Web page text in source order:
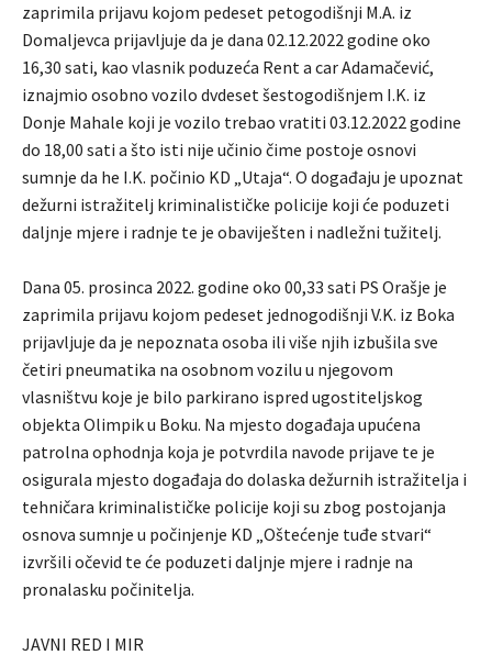
zaprimila prijavu kojom pedeset petogodišnji M.A. iz
Domaljevca prijavljuje da je dana 02.12.2022 godine oko
16,30 sati, kao vlasnik poduzeća Rent a car Adamačević,
iznajmio osobno vozilo dvdeset šestogodišnjem I.K. iz
Donje Mahale koji je vozilo trebao vratiti 03.12.2022 godine
do 18,00 sati a što isti nije učinio čime postoje osnovi
sumnje da he I.K. počinio KD „Utaja“. O događaju je upoznat
dežurni istražitelj kriminalističke policije koji će poduzeti
daljnje mjere i radnje te je obaviješten i nadležni tužitelj.
Dana 05. prosinca 2022. godine oko 00,33 sati PS Orašje je
zaprimila prijavu kojom pedeset jednogodišnji V.K. iz Boka
prijavljuje da je nepoznata osoba ili više njih izbušila sve
četiri pneumatika na osobnom vozilu u njegovom
vlasništvu koje je bilo parkirano ispred ugostiteljskog
objekta Olimpik u Boku. Na mjesto događaja upućena
patrolna ophodnja koja je potvrdila navode prijave te je
osigurala mjesto događaja do dolaska dežurnih istražitelja i
tehničara kriminalističke policije koji su zbog postojanja
osnova sumnje u počinjenje KD „Oštećenje tuđe stvari“
izvršili očevid te će poduzeti daljnje mjere i radnje na
pronalasku počinitelja.
JAVNI RED I MIR